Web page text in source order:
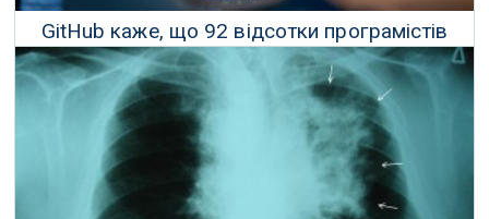
GitHub каже, що 92 відсотки програмістів
використовують штучний інтелект
21 Червня 2023 р.